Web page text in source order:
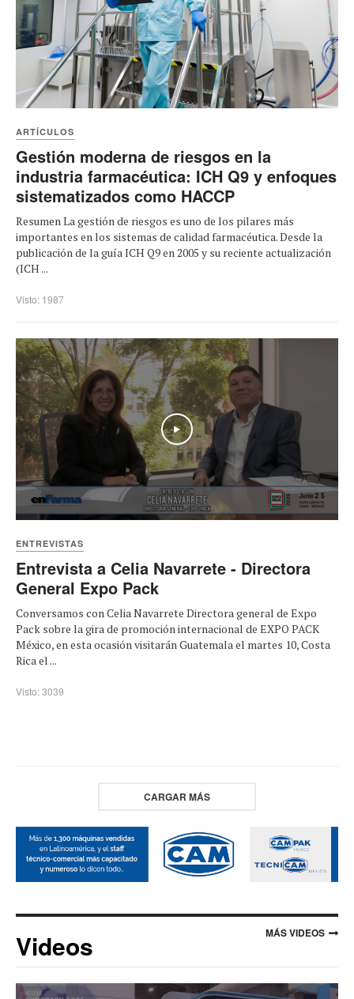
ARTÍCULOS
Gestión moderna de riesgos en la
industria farmacéutica: ICH Q9 y enfoques
sistematizados como HACCP
Resumen La gestión de riesgos es uno de los pilares más
importantes en los sistemas de calidad farmacéutica. Desde la
publicación de la guía ICH Q9 en 2005 y su reciente actualización
(ICH ...
Visto: 1987
Play
ENTREVISTAS
Entrevista a Celia Navarrete - Directora
General Expo Pack
Conversamos con Celia Navarrete Directora general de Expo
Pack sobre la gira de promoción internacional de EXPO PACK
México, en esta ocasión visitarán Guatemala el martes 10, Costa
Rica el ...
Visto: 3039
CARGAR MÁS
Videos MÁS VIDEOS